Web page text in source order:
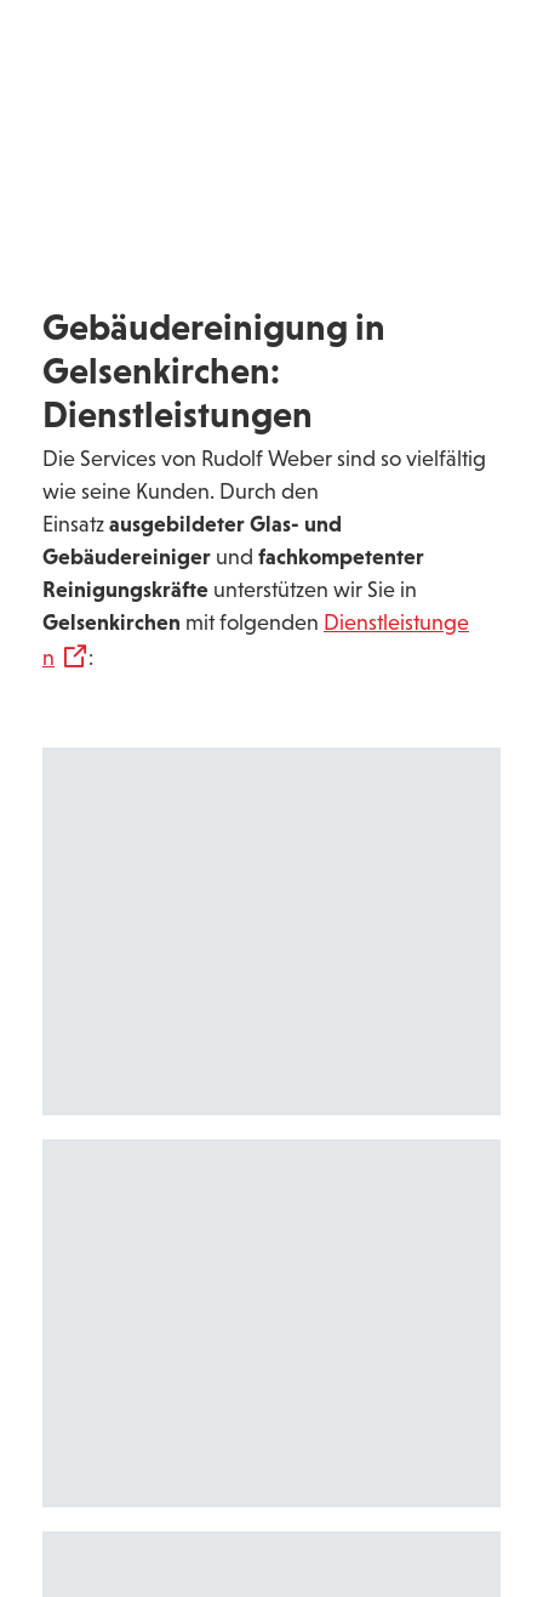
Gebäudereinigung in
Gelsenkirchen:
Dienstleistungen
Die Services von Rudolf Weber sind so vielfältig
wie seine Kunden. Durch den
Einsatz ausgebildeter Glas- und
Gebäudereiniger und fachkompetenter
Reinigungskräfte unterstützen wir Sie in
Gelsenkirchen mit folgenden Dienstleistunge
n
: